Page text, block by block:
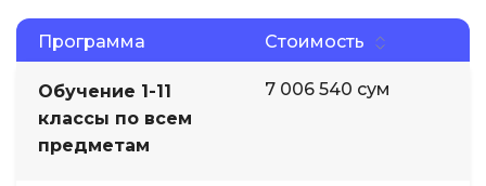
Программа Стоимость
Обучение 1-11
классы по всем
предметам
7 006 540 сум